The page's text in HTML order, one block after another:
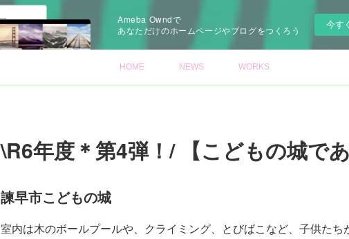
Ameba Owndで
あなただけのホームページやブログをつくろう
今す
HOME NEWS WORKS
\R6年度＊第4弾！/ 【こどもの城で
諫早市こどもの城
室内は木のボールプールや、クライミング、とびばこなど、子供たち